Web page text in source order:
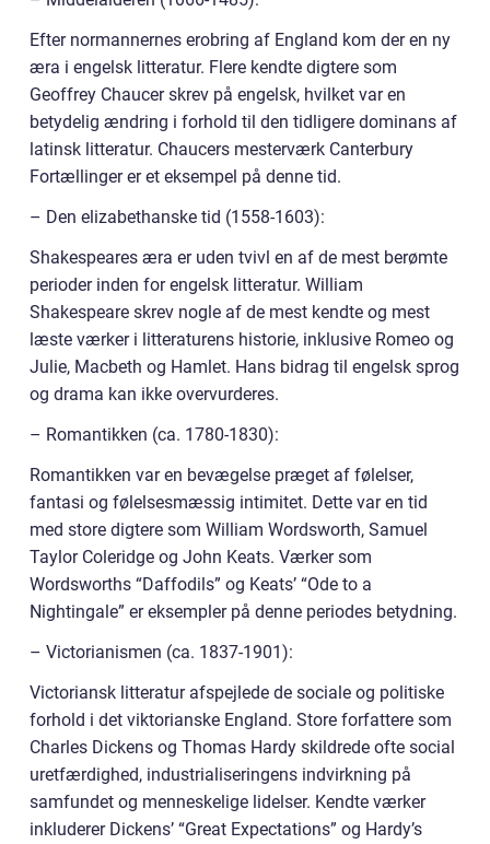
Efter normannernes erobring af England kom der en ny
æra i engelsk litteratur. Flere kendte digtere som
Geoffrey Chaucer skrev på engelsk, hvilket var en
betydelig ændring i forhold til den tidligere dominans af
latinsk litteratur. Chaucers mesterværk Canterbury
Fortællinger er et eksempel på denne tid.
– Den elizabethanske tid (1558-1603):
Shakespeares æra er uden tvivl en af de mest berømte
perioder inden for engelsk litteratur. William
Shakespeare skrev nogle af de mest kendte og mest
læste værker i litteraturens historie, inklusive Romeo og
Julie, Macbeth og Hamlet. Hans bidrag til engelsk sprog
og drama kan ikke overvurderes.
– Romantikken (ca. 1780-1830):
Romantikken var en bevægelse præget af følelser,
fantasi og følelsesmæssig intimitet. Dette var en tid
med store digtere som William Wordsworth, Samuel
Taylor Coleridge og John Keats. Værker som
Wordsworths “Daffodils” og Keats’ “Ode to a
Nightingale” er eksempler på denne periodes betydning.
– Victorianismen (ca. 1837-1901):
Victoriansk litteratur afspejlede de sociale og politiske
forhold i det viktorianske England. Store forfattere som
Charles Dickens og Thomas Hardy skildrede ofte social
uretfærdighed, industrialiseringens indvirkning på
samfundet og menneskelige lidelser. Kendte værker
inkluderer Dickens’ “Great Expectations” og Hardy’s